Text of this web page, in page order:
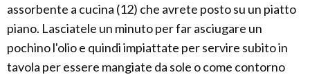
assorbente a cucina (12) che avrete posto su un piatto
piano. Lasciatele un minuto per far asciugare un
pochino l'olio e quindi impiattate per servire subito in
tavola per essere mangiate da sole o come contorno